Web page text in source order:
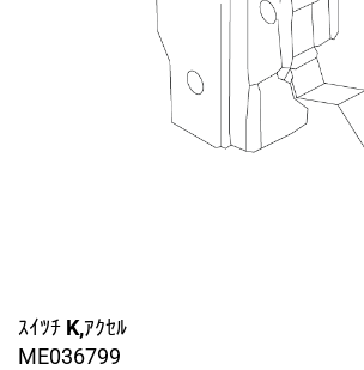
ｽｲﾂﾁ K,ｱｸｾﾙ
ME036799